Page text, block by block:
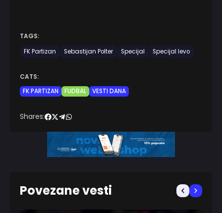
TAGS:
FK Partizan
Sebastijan Polter Specijal Specijal levo
CATS:
FK PARTIZAN
FUDBAL VESTI DANA
Shares:
Povezane vesti